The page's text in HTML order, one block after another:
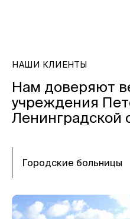
НАШИ КЛИЕНТЫ
Нам доверяют
учреждения
Ленинградской
Городские больницы